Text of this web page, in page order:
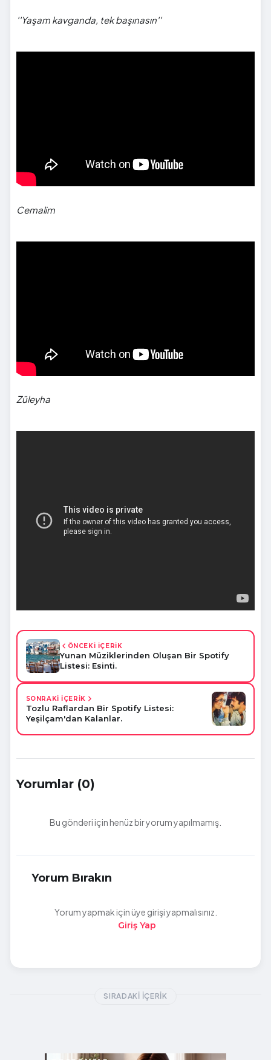
''Yaşam kavganda, tek başınasın''
Cemalim
Züleyha
ÖNCEKİ İÇERİK
Yunan Müziklerinden Oluşan Bir Spotify
Listesi: Esinti.
SONRAKİ İÇERİK
Tozlu Raflardan Bir Spotify Listesi:
Yeşilçam'dan Kalanlar.
Yorumlar (0)
Bu gönderi için henüz bir yorum yapılmamış.
Yorum Bırakın
Yorum yapmak için üye girişi yapmalısınız.
Giriş Yap
SIRADAKI İÇERIK